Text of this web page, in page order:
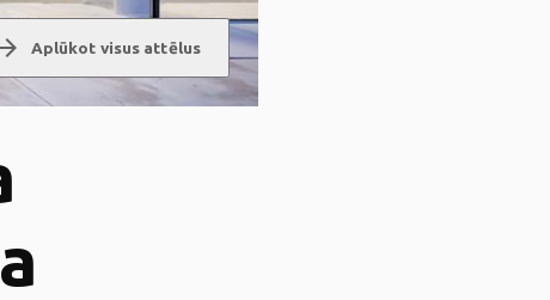
Aplūkot visus attēlus